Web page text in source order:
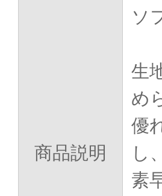
商品説明
ソ
生
め
優
し
素